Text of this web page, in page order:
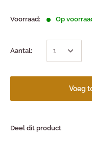
Voorraad: Op
Aantal:
Voeg
Deel dit product